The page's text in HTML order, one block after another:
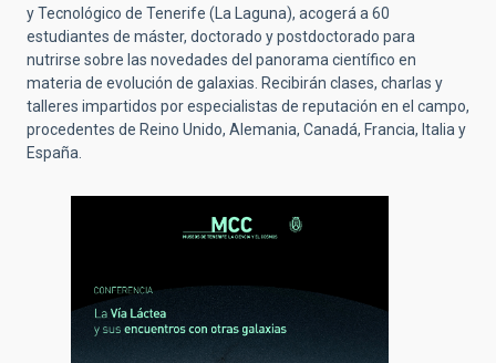
y Tecnológico de Tenerife (La Laguna), acogerá a 60
estudiantes de máster, doctorado y postdoctorado para
nutrirse sobre las novedades del panorama científico en
materia de evolución de galaxias. Recibirán clases, charlas y
talleres impartidos por especialistas de reputación en el campo,
procedentes de Reino Unido, Alemania, Canadá, Francia, Italia y
España.